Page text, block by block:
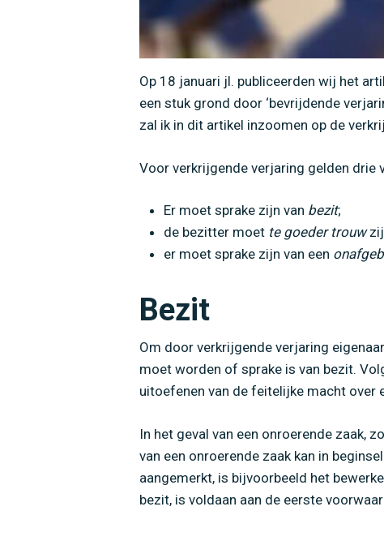
Op 18 januari jl. publiceerden wij het
een stuk grond door ‘bevrijdende
zal ik in dit artikel inzoomen op de
Voor verkrijgende verjaring gelden drie
Er moet sprake zijn van bezit;
de bezitter moet te goeder trouw
er moet sprake zijn van een
Bezit
Om door verkrijgende verjaring
moet worden of sprake is van bezit.
uitoefenen van de feitelijke macht over
In het geval van een onroerende zaak,
van een onroerende zaak kan in
aangemerkt, is bijvoorbeeld het
bezit, is voldaan aan de eerste